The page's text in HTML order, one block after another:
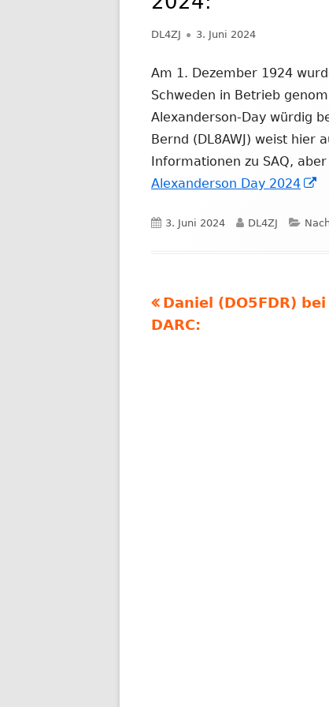
Autor
DL4ZJ
Veröffentlicht
3. Juni 2024
Am 1. Dezember 1924
Schweden in Betrieb
Alexanderson-Day würdig
Bernd (DL8AWJ) weist hier
Informationen zu SAQ,
Alexanderson Day 2024
Veröffentlicht
3. Juni 2024 Autor
DL4ZJ
Vorheriger
Beitrag:
Daniel (DO5FDR)
DARC: